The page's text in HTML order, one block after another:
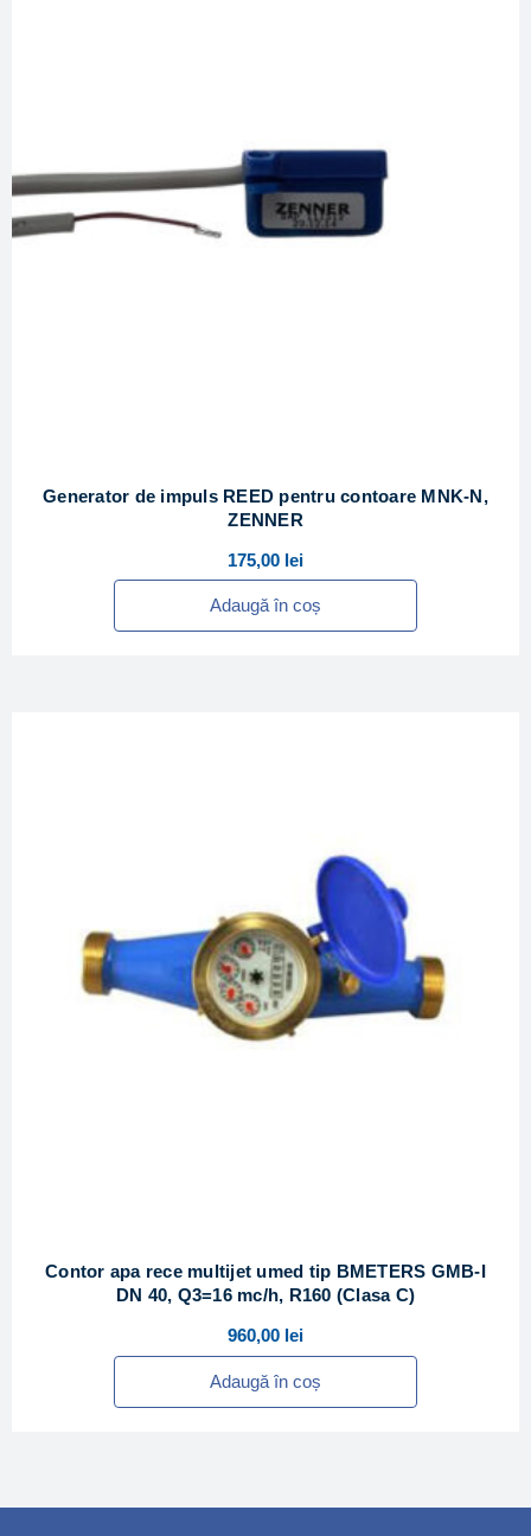
Generator de impuls REED pentru contoare MNK-N,
ZENNER
175,00 lei
Adaugă în coș
Contor apa rece multijet umed tip BMETERS GMB-I
DN 40, Q3=16 mc/h, R160 (Clasa C)
960,00 lei
Adaugă în coș